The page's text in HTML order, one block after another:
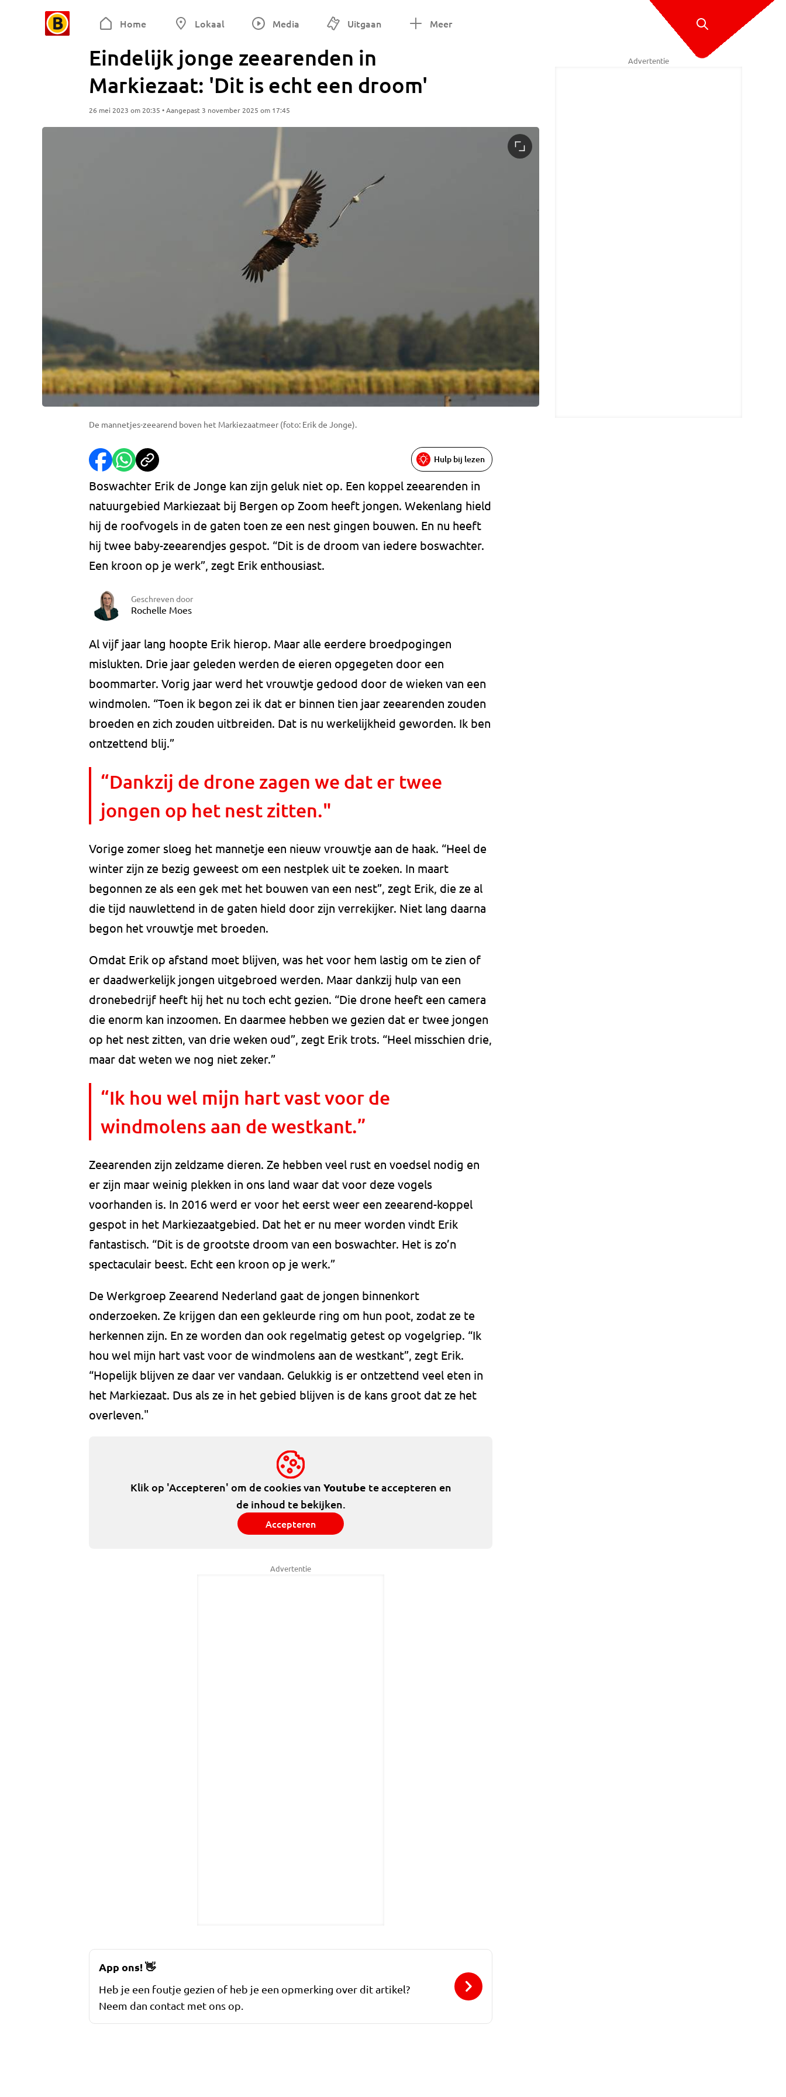
Home Lokaal Media Uitgaan Meer
Eindelijk jonge zeearenden in
Markiezaat: 'Dit is echt een droom'
26 mei 2023 om 20:35 • Aangepast 3 november 2025 om 17:45
De mannetjes-zeearend boven het Markiezaatmeer (foto: Erik de Jonge).
Hulp bij lezen
Boswachter Erik de Jonge kan zijn geluk niet op. Een koppel zeearenden in
natuurgebied Markiezaat bij Bergen op Zoom heeft jongen. Wekenlang hield
hij de roofvogels in de gaten toen ze een nest gingen bouwen. En nu heeft
hij twee baby-zeearendjes gespot. “Dit is de droom van iedere boswachter.
Een kroon op je werk”, zegt Erik enthousiast.
Geschreven door
Rochelle Moes
Al vijf jaar lang hoopte Erik hierop. Maar alle eerdere broedpogingen
mislukten. Drie jaar geleden werden de eieren opgegeten door een
boommarter. Vorig jaar werd het vrouwtje gedood door de wieken van een
windmolen. “Toen ik begon zei ik dat er binnen tien jaar zeearenden zouden
broeden en zich zouden uitbreiden. Dat is nu werkelijkheid geworden. Ik ben
ontzettend blij.”
“Dankzij de drone zagen we dat er twee
jongen op het nest zitten."
Vorige zomer sloeg het mannetje een nieuw vrouwtje aan de haak. “Heel de
winter zijn ze bezig geweest om een nestplek uit te zoeken. In maart
begonnen ze als een gek met het bouwen van een nest”, zegt Erik, die ze al
die tijd nauwlettend in de gaten hield door zijn verrekijker. Niet lang daarna
begon het vrouwtje met broeden.
Omdat Erik op afstand moet blijven, was het voor hem lastig om te zien of
er daadwerkelijk jongen uitgebroed werden. Maar dankzij hulp van een
dronebedrijf heeft hij het nu toch echt gezien. “Die drone heeft een camera
die enorm kan inzoomen. En daarmee hebben we gezien dat er twee jongen
op het nest zitten, van drie weken oud”, zegt Erik trots. “Heel misschien drie,
maar dat weten we nog niet zeker.”
“Ik hou wel mijn hart vast voor de
windmolens aan de westkant.”
Zeearenden zijn zeldzame dieren. Ze hebben veel rust en voedsel nodig en
er zijn maar weinig plekken in ons land waar dat voor deze vogels
voorhanden is. In 2016 werd er voor het eerst weer een zeearend-koppel
gespot in het Markiezaatgebied. Dat het er nu meer worden vindt Erik
fantastisch. “Dit is de grootste droom van een boswachter. Het is zo’n
spectaculair beest. Echt een kroon op je werk.”
De Werkgroep Zeearend Nederland gaat de jongen binnenkort
onderzoeken. Ze krijgen dan een gekleurde ring om hun poot, zodat ze te
herkennen zijn. En ze worden dan ook regelmatig getest op vogelgriep. “Ik
hou wel mijn hart vast voor de windmolens aan de westkant”, zegt Erik.
“Hopelijk blijven ze daar ver vandaan. Gelukkig is er ontzettend veel eten in
het Markiezaat. Dus als ze in het gebied blijven is de kans groot dat ze het
overleven."
Klik op 'Accepteren' om de cookies van Youtube te accepteren en
de inhoud te bekijken.
Accepteren
Advertentie
Advertentie
App ons!👋
Heb je een foutje gezien of heb je een opmerking over dit artikel?
Neem dan contact met ons op.